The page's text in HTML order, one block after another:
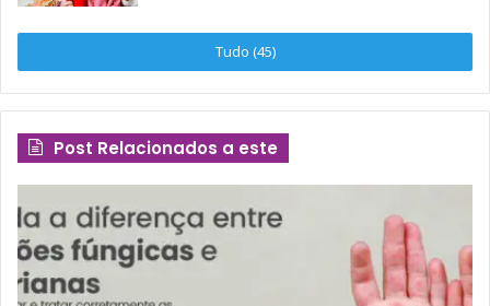
Tudo (45)
Post Relacionados a este